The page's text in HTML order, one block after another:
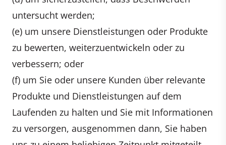
untersucht werden;
(e) um unsere Dienstleistungen oder Produkte
zu bewerten, weiterzuentwickeln oder zu
verbessern; oder
(f) um Sie oder unsere Kunden über relevante
Produkte und Dienstleistungen auf dem
Laufenden zu halten und Sie mit Informationen
zu versorgen, ausgenommen dann, Sie haben